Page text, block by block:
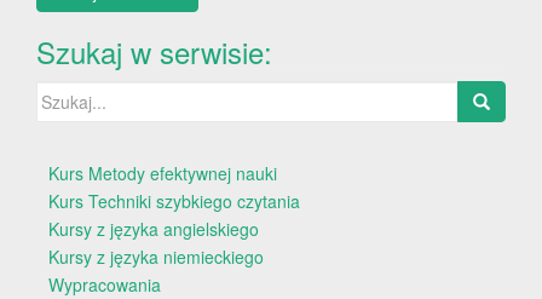
Szukaj w serwisie:
Szukaj:
Kurs Metody efektywnej nauki
Kurs Techniki szybkiego czytania
Kursy z języka angielskiego
Kursy z języka niemieckiego
Wypracowania